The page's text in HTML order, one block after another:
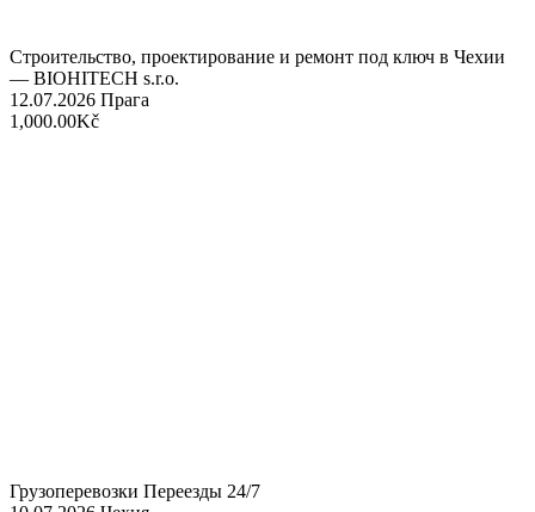
Строительство, проектирование и ремонт под ключ в Чехии
— BIOHITECH s.r.o.
12.07.2026 Прага
1,000.00Kč
Грузоперевозки Переезды 24/7